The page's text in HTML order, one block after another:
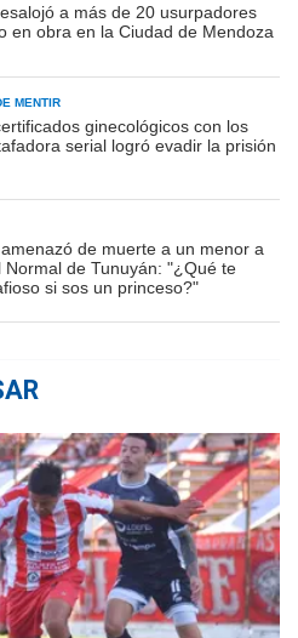
a más de 20 usurpadores
en obra en la Ciudad de Mendoza
MENTIR
ginecológicos con los
serial logró evadir la prisión
de muerte a un menor a
Normal de Tunuyán: "¿Qué te
si sos un princeso?"